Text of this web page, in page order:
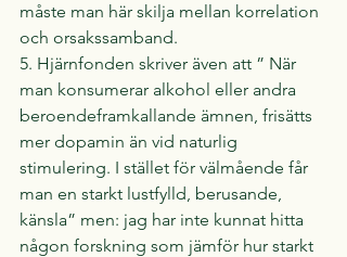
måste man här skilja mellan korrelation
och orsakssamband.
5. Hjärnfonden skriver även att ” När
man konsumerar alkohol eller andra
beroendeframkallande ämnen, frisätts
mer dopamin än vid naturlig
stimulering. I stället för välmående får
man en starkt lustfylld, berusande,
känsla” men: jag har inte kunnat hitta
någon forskning som jämför hur starkt